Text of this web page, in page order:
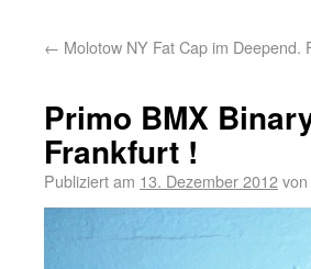
← Molotow NY Fat Cap im Deepend.
Primo BMX
Frankfurt !
Publiziert am 13. Dezember 2012von